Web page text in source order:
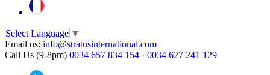
Select Language ▼
Email us: info@stratusinternational.com
Call Us (9-8pm) 0034 657 834 154 · 0034 627 241 129